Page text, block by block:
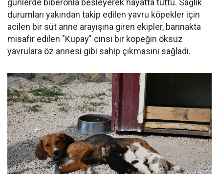
günlerde biberonla besleyerek hayatta tuttu. Sağlık
durumları yakından takip edilen yavru köpekler için
acilen bir süt anne arayışına giren ekipler, barınakta
misafir edilen "Kupay" cinsi bir köpeğin öksüz
yavrulara öz annesi gibi sahip çıkmasını sağladı.